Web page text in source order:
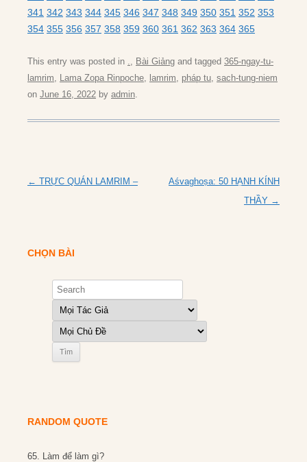
341 342 343 344 345 346 347 348 349 350 351 352 353
354 355 356 357 358 359 360 361 362 363 364 365
This entry was posted in ., Bài Giảng and tagged 365-ngay-tu-
lamrim, Lama Zopa Rinpoche, lamrim, pháp tu, sach-tung-niem
on June 16, 2022 by admin.
Post
← TRỰC QUÁN LAMRIM –
Aśvaghoṣa: 50 HẠNH KÍNH
THẦY →
CHỌN BÀI
RANDOM QUOTE
65. Làm để làm gì?